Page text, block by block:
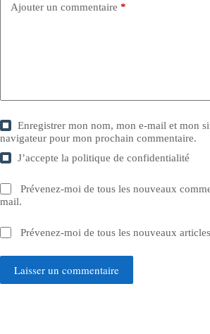
Ajouter un commentaire *
Enregistrer mon nom, mon e-mail et mon
navigateur pour mon prochain commentaire.
J’accepte lapolitique de confidentialité
Prévenez-moi de tous les nouveaux
mail.
Prévenez-moi de tous les nouveaux
Laisser un commentaire